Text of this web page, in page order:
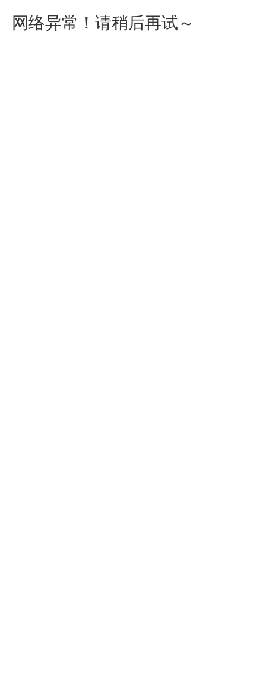
网络异常！请稍后再试～